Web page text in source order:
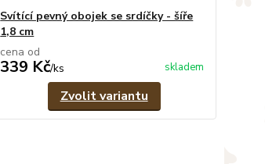
Svítící pevný obojek se srdíčky - šíře
1,8 cm
cena od
339 Kč/ks skladem
Zvolit variantu